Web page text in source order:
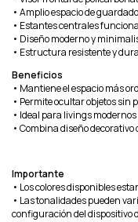
• Amplio espacio de
• Estantes centrales
• Diseño moderno y
• Estructura resistente y
Beneficios
• Mantiene el espacio más
• Permite ocultar objetos sin
• Ideal para livings
• Combina diseño
Importante
• Los colores disponibles
• Las tonalidades pueden
configuración del dispositivo